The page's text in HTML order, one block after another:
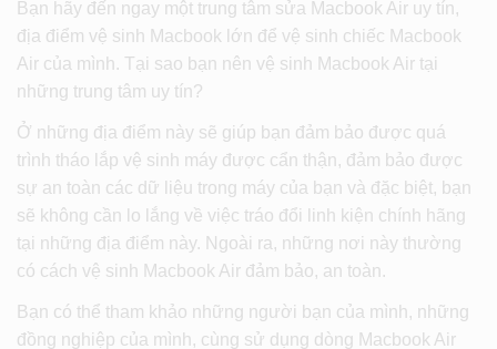
Bạn hãy đến ngay một trung tâm sửa Macbook Air uy tín,
địa điểm vệ sinh Macbook lớn để vệ sinh chiếc Macbook
Air của mình. Tại sao bạn nên vệ sinh Macbook Air tại
những trung tâm uy tín?
Ở những địa điểm này sẽ giúp bạn đảm bảo được quá
trình tháo lắp vệ sinh máy được cẩn thận, đảm bảo được
sự an toàn các dữ liệu trong máy của bạn và đặc biệt, bạn
sẽ không cần lo lắng về việc tráo đổi linh kiện chính hãng
tại những địa điểm này. Ngoài ra, những nơi này thường
có cách vệ sinh Macbook Air đảm bảo, an toàn.
Bạn có thể tham khảo những người bạn của mình, những
đồng nghiệp của mình, cùng sử dụng dòng Macbook Air